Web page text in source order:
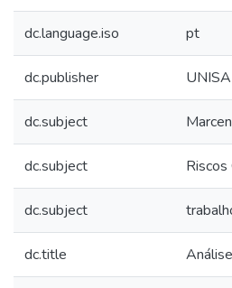
dc.language.iso pt
dc.publisher UNISA
dc.subject
dc.subject Riscos
dc.subject
dc.title